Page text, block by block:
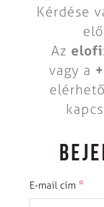
Kérdése
Az
vagy a
E-mail cím *